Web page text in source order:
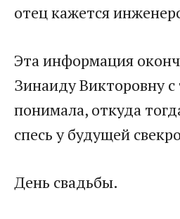
отец кажется
Эта информация
Зинаиду Викторовну
понимала, откуда
спесь у будущей
День свадьбы.